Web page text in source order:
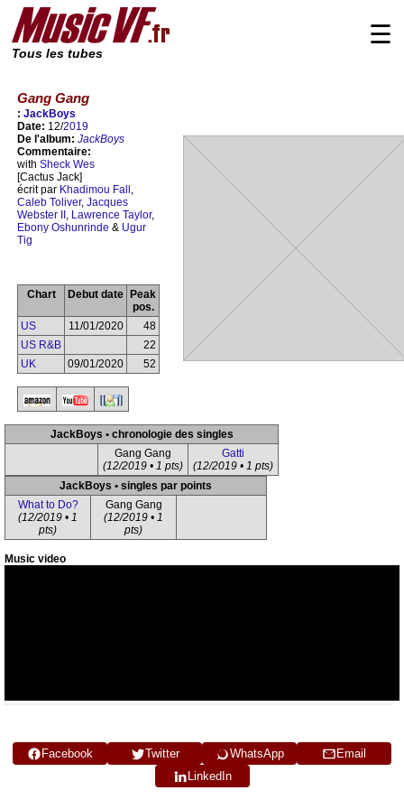
Tous les tubes
☰
Gang Gang
: JackBoys
Date: 12/2019
De l'album: JackBoys
Commentaire:
with Sheck Wes
[Cactus Jack]
écrit par Khadimou Fall ,
Caleb Toliver, Jacques
Webster II , Lawrence Taylor,
Ebony Oshunrinde & Ugur
Tig
Chart Debut date
Peak
pos.
US
11/01/2020
48
US R&B
22
UK
09/01/2020 52
JackBoys • chronologie des singles
Gang Gang
(12/2019 • 1 pts)
Gatti
(12/2019 • 1 pts)
JackBoys • singles par points
What to Do?
(12/2019 • 1
pts)
Gang Gang
(12/2019 • 1
pts)
Music video
Facebook Twitter WhatsApp
Email
LinkedIn